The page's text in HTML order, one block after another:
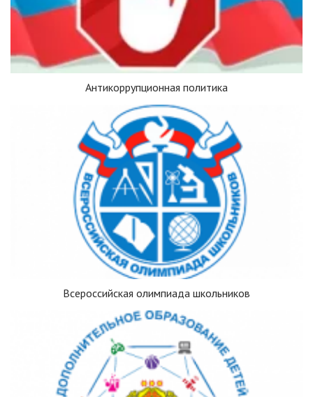
Антикоррупционная политика
Всероссийская олимпиада школьников